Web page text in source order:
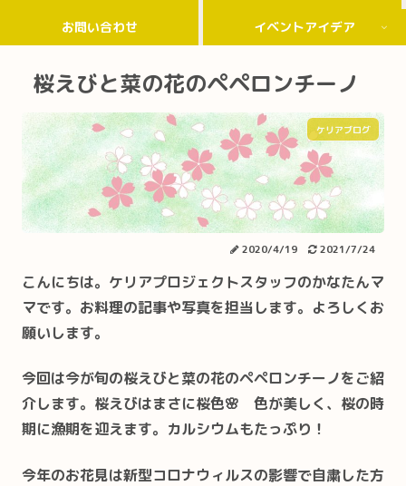
お問い合わせ イベントアイデア
桜えびと菜の花のペペロンチーノ
ケリアブログ
2020/4/19 2021/7/24
こんにちは。ケリアプロジェクトスタッフのかなたんマ
マです。お料理の記事や写真を担当します。よろしくお
願いします。
今回は今が旬の桜えびと菜の花のペペロンチーノをご紹
介します。桜えびはまさに桜色🌸 色が美しく、桜の時
期に漁期を迎えます。カルシウムもたっぷり！
今年のお花見は新型コロナウィルスの影響で自粛した方